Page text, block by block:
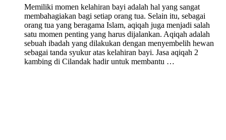
Memiliki momen kelahiran bayi adalah hal yang sangat
membahagiakan bagi setiap orang tua. Selain itu, sebagai
orang tua yang beragama Islam, aqiqah juga menjadi salah
satu momen penting yang harus dijalankan. Aqiqah adalah
sebuah ibadah yang dilakukan dengan menyembelih hewan
sebagai tanda syukur atas kelahiran bayi. Jasa aqiqah 2
kambing di Cilandak hadir untuk membantu …